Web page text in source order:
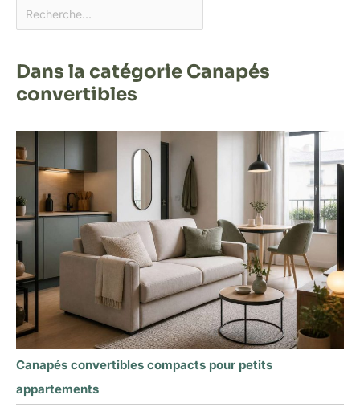
Dans la catégorie Canapés
convertibles
Canapés convertibles compacts pour petits
appartements